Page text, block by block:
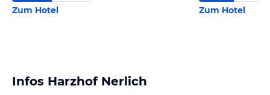
Zum Hotel Zum Hotel
Infos Harzhof Nerlich